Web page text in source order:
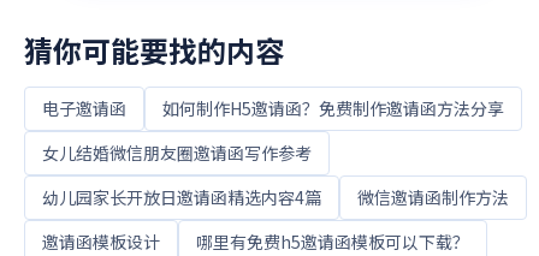
猜你可能要找的内容
电子邀请函
如何制作H5邀请函？免费制作邀请函方法分享
女儿结婚微信朋友圈邀请函写作参考
幼儿园家长开放日邀请函精选内容4篇
微信邀请函制作方法
邀请函模板设计
哪里有免费h5邀请函模板可以下载？